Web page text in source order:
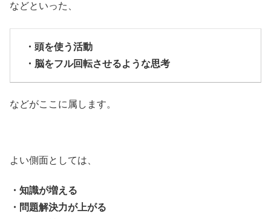
などといった、
・頭を使う活動
・脳をフル回転させるような思考
などがここに属します。
よい側面としては、
・知識が増える
・問題解決力が上がる